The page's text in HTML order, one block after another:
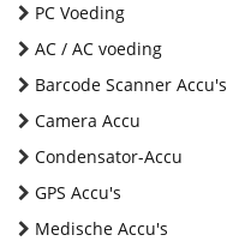
PC Voeding
AC / AC voeding
Barcode Scanner Accu's
Camera Accu
Condensator-Accu
GPS Accu's
Medische Accu's